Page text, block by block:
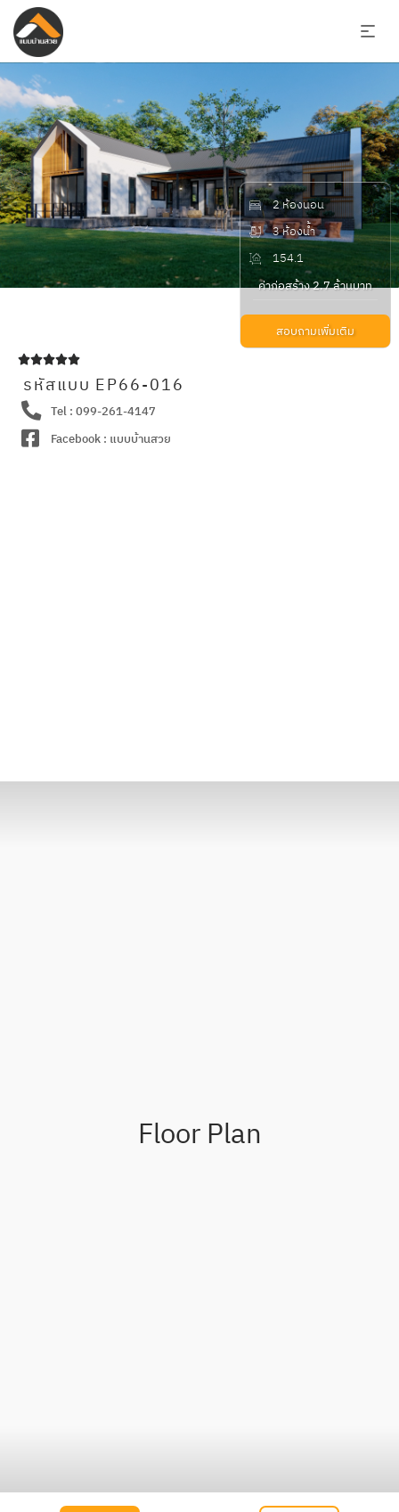
2 ห้องนอน
3 ห้องน้ำ
154.1
ค่าก่อสร้าง 2.7 ล้านบาท
สอบถามเพิ่มเติม

รหัสแบบ EP66-016
Tel : 099-261-4147
Facebook : แบบบ้านสวย
Floor Plan